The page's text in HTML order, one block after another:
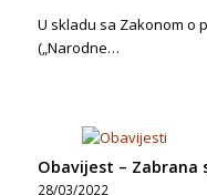
U skladu sa Zakonom o
(„Narodne…
Obavijest – Zabrana
28/03/2022